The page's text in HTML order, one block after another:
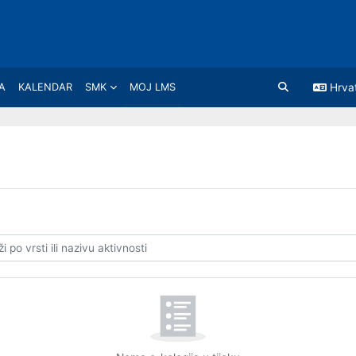
KALENDAR SMK MOJ LMS
Toggle search
po vrsti ili nazivu aktivnosti